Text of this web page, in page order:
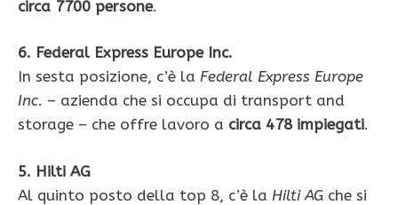
circa 7700 persone.
6. Federal Express Europe Inc.
In sesta posizione, c’è la Federal Express Europe
Inc. – azienda che si occupa di transport and
storage – che offre lavoro a circa 478 impiegati.
5. Hilti AG
Al quinto posto della top 8, c’è la Hilti AG che si